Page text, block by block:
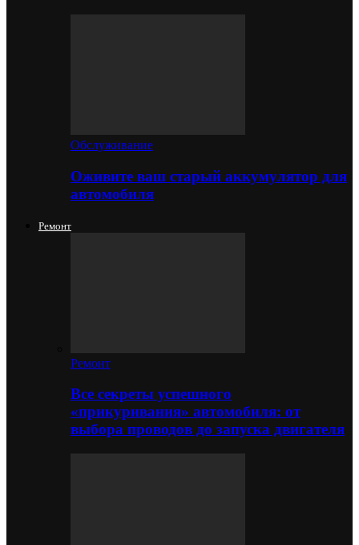
Обслуживание
Оживите ваш старый аккумулятор для
автомобиля
Ремонт
Ремонт
Все секреты успешного
«прикуривания» автомобиля: от
выбора проводов до запуска двигателя